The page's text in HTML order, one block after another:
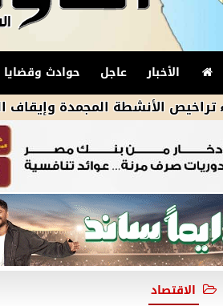
الأخبار عاجل حوادث وقضايا
المجمدة وإيقاف العمل
الاقتصاد